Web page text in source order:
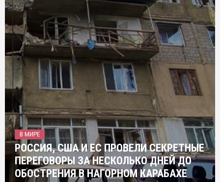
В МИРЕ
РОССИЯ, США И ЕС ПРОВЕЛИ СЕКРЕТНЫЕ
ПЕРЕГОВОРЫ ЗА НЕСКОЛЬКО ДНЕЙ ДО
ОБОСТРЕНИЯ В НАГОРНОМ КАРАБАХЕ